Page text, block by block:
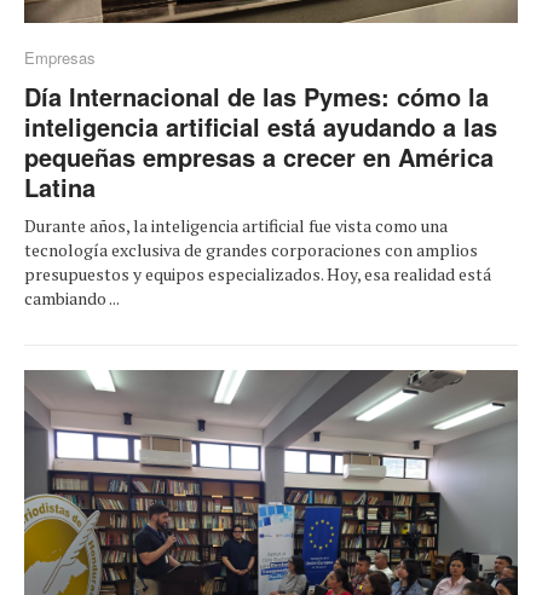
Empresas
Día Internacional de las Pymes: cómo la
inteligencia artificial está ayudando a las
pequeñas empresas a crecer en América
Latina
Durante años, la inteligencia artificial fue vista como una
tecnología exclusiva de grandes corporaciones con amplios
presupuestos y equipos especializados. Hoy, esa realidad está
cambiando ...